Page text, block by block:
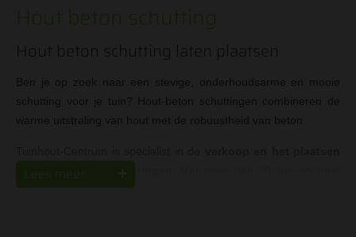
Hout beton schutting
Hout beton schutting laten plaatsen
Ben je op zoek naar een stevige, onderhoudsarme en mooie
schutting voor je tuin? Hout-beton schuttingen combineren de
warme uitstraling van hout met de robuustheid van beton.
van hout-beton schuttingen
zorgt ons montageteam voor een goed geplaatste hout-beton
Lees meer